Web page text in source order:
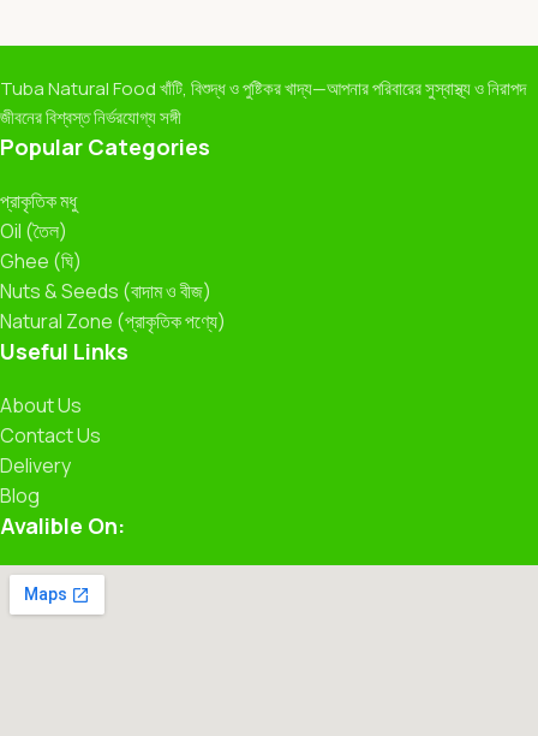
Tuba Natural Food খাঁটি, বিশুদ্ধ ও পুষ্টিকর খাদ্য—আপনার পরিবারের সুস্বাস্থ্য ও নিরাপদ
জীবনের বিশ্বস্ত নির্ভরযোগ্য সঙ্গী
Popular Categories
প্রাকৃতিক মধু
Oil (তৈল)
Ghee (ঘি)
Nuts & Seeds (বাদাম ও বীজ)
Natural Zone (প্রাকৃতিক পণ্যে)
Useful Links
About Us
Contact Us
Delivery
Blog
Avalible On: